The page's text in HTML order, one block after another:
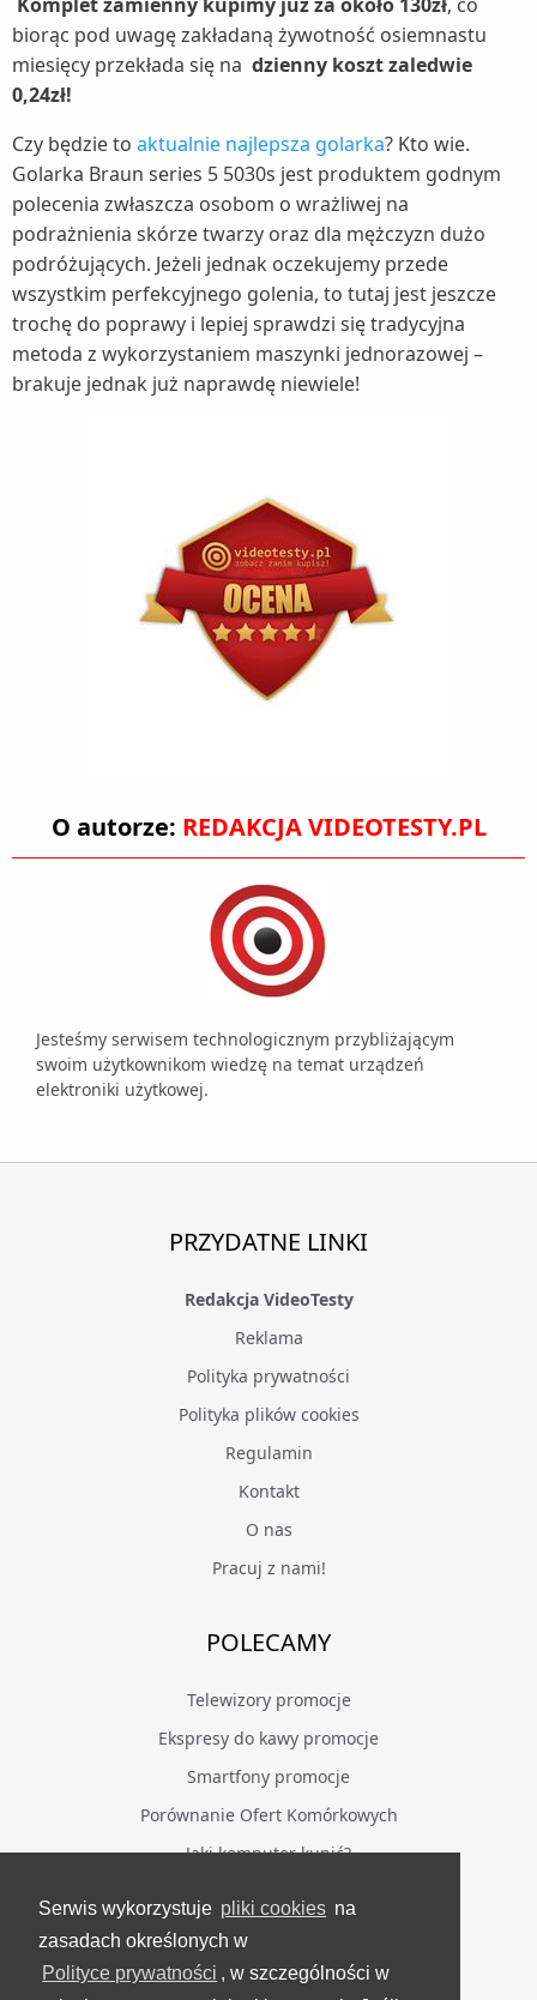
Serwis wykorzystuje pliki cookies na
zasadach określonych w
Polityce prywatności , w szczególności w
biorąc pod uwagę zakładaną żywotność osiemnastu
miesięcy przekłada się na dzienny koszt zaledwie
0,24zł!
Czy będzie to aktualnie najlepsza golarka? Kto wie.
Golarka Braun series 5 5030s jest produktem godnym
polecenia zwłaszcza osobom o wrażliwej na
podrażnienia skórze twarzy oraz dla mężczyzn dużo
podróżujących. Jeżeli jednak oczekujemy przede
wszystkim perfekcyjnego golenia, to tutaj jest jeszcze
trochę do poprawy i lepiej sprawdzi się tradycyjna
metoda z wykorzystaniem maszynki jednorazowej –
brakuje jednak już naprawdę niewiele!
O autorze: REDAKCJA VIDEOTESTY.PL
Jesteśmy serwisem technologicznym przybliżającym
swoim użytkownikom wiedzę na temat urządzeń
elektroniki użytkowej.
PRZYDATNE LINKI
Redakcja VideoTesty
Reklama
Polityka prywatności
Polityka plików cookies
Regulamin
Kontakt
O nas
Pracuj z nami!
POLECAMY
Telewizory promocje
Ekspresy do kawy promocje
Smartfony promocje
Porównanie Ofert Komórkowych
Jaki komputer kupić?
BĄDŹ NA BIEŻĄCO
Facebook